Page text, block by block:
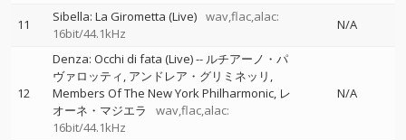
11 Sibella: La Girometta (Live) wav,flac,alac:
16bit/44.1kHz
N/A
12
Denza: Occhi di fata (Live)-- ルチアーノ・パ
ヴァロッティ アンドレア・グリミネッリ
Members Of The New York Philharmonic レ
オーネ・マジエラ
wav,flac,alac:
16bit/44.1kHz
N/A